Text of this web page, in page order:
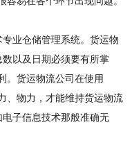
业仓储管理系统。货运物
以及日期必须要有所掌
。货运物流公司在使用
、物力，才能维持货运物流
子信息技术那般准确无